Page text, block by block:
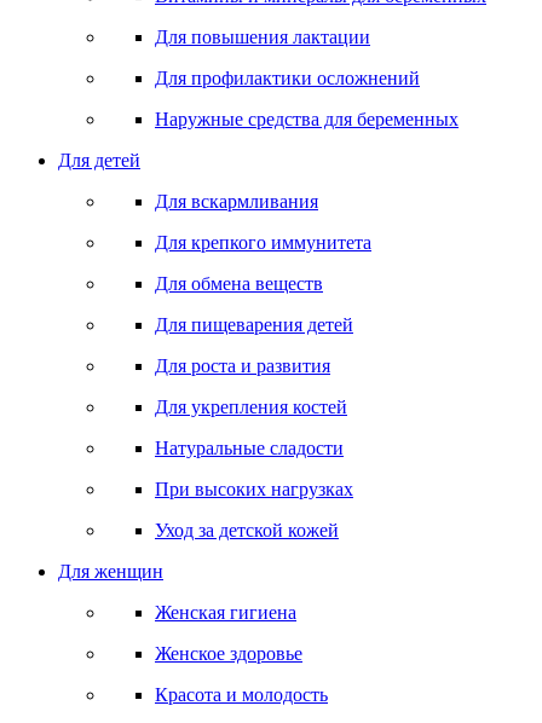
Для повышения лактации
Для профилактики осложнений
Наружные средства для беременных
Для детей
Для вскармливания
Для крепкого иммунитета
Для обмена веществ
Для пищеварения детей
Для роста и развития
Для укрепления костей
Натуральные сладости
При высоких нагрузках
Уход за детской кожей
Для женщин
Женская гигиена
Женское здоровье
Красота и молодость